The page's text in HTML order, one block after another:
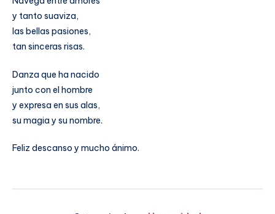
y tanto suaviza,
las bellas pasiones,
tan sinceras risas.
Danza que ha nacido
junto con el hombre
y expresa en sus alas,
su magia y su nombre.
Feliz descanso y mucho ánimo.